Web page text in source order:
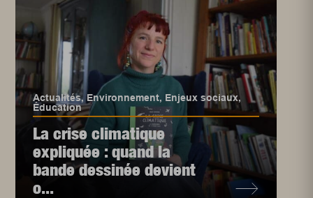
Actualités,Environnement, Enjeux sociaux,
Éducation
La crise climatique
expliquée : quand la
bande dessinée devient
o...